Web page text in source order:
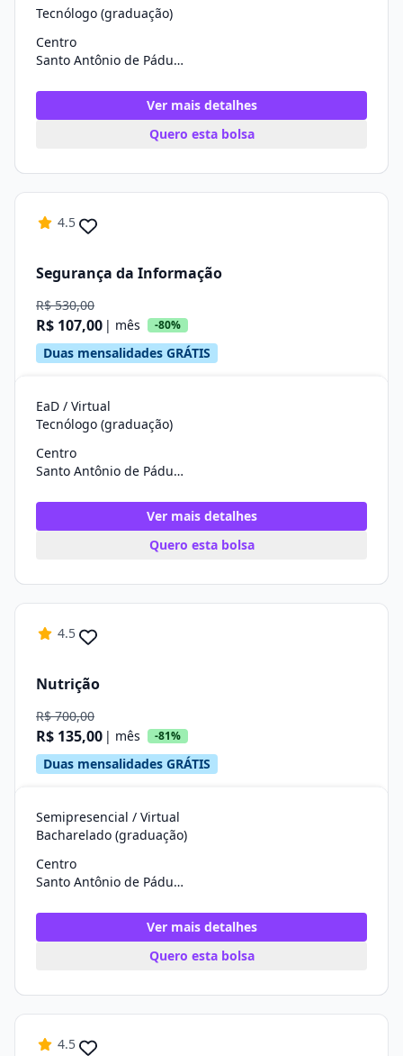
Tecnólogo (graduação)
Centro
Santo Antônio de Pádua/RJ
Ver mais detalhes
Quero esta bolsa
4.5
Segurança da Informação
R$ 530,00
R$ 107,00 | mês -80%
Duas mensalidades GRÁTIS
EaD / Virtual
Tecnólogo (graduação)
Centro
Santo Antônio de Pádua/RJ
Ver mais detalhes
Quero esta bolsa
4.5
Nutrição
R$ 700,00
R$ 135,00 | mês -81%
Duas mensalidades GRÁTIS
Semipresencial / Virtual
Bacharelado (graduação)
Centro
Santo Antônio de Pádua/RJ
Ver mais detalhes
Quero esta bolsa
4.5